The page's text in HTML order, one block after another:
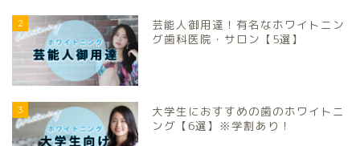
2
芸能人御用達！有名なホワイトニン
グ歯科医院・サロン【5選】
3
大学生におすすめの歯のホワイトニ
ング【6選】※学割あり！